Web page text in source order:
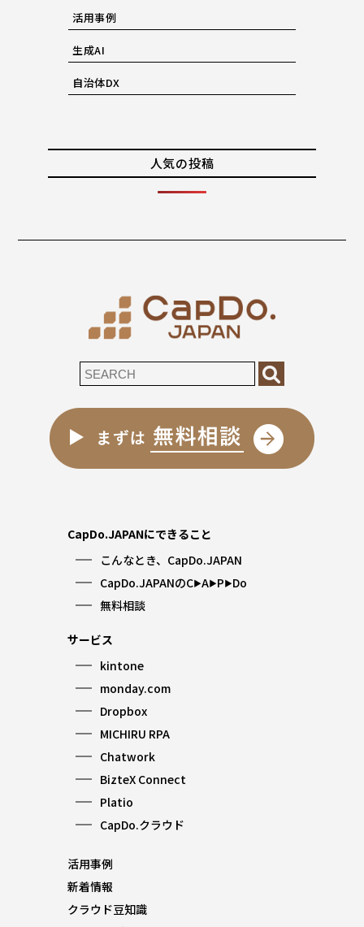
活用事例
生成AI
自治体DX
人気の投稿
CapDo.JAPANにできること
こんなとき、CapDo.JAPAN
CapDo.JAPANのC▶︎A▶︎P▶︎Do
無料相談
サービス
kintone
monday.com
Dropbox
MICHIRU RPA
Chatwork
BizteX Connect
Platio
CapDo.クラウド
活用事例
新着情報
クラウド豆知識